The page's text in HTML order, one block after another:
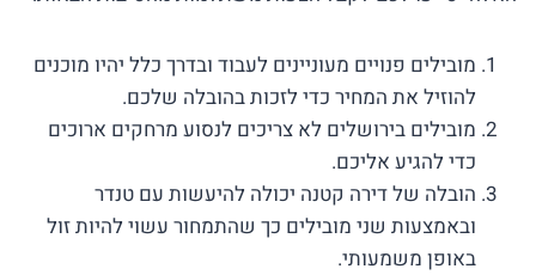
מובילים פנויים מעוניינים לעבוד ובדרך כלל יהיו מוכנים
להוזיל את המחיר כדי לזכות בהובלה שלכם.
מובילים בירושלים לא צריכים לנסוע מרחקים ארוכים
כדי להגיע אליכם.
הובלה של דירה קטנה יכולה להיעשות עם טנדר
ובאמצעות שני מובילים כך שהתמחור עשוי להיות זול
באופן משמעותי.